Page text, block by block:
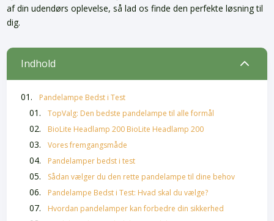
af din udendørs oplevelse, så lad os finde den perfekte løsning til
dig.
Indhold 2
Pandelampe Bedst i Test
TopValg: Den bedste pandelampe til alle formål
BioLite Headlamp 200 BioLite Headlamp 200
Vores fremgangsmåde
Pandelamper bedst i test
Sådan vælger du den rette pandelampe til dine behov
Pandelampe Bedst i Test: Hvad skal du vælge?
Hvordan pandelamper kan forbedre din sikkerhed